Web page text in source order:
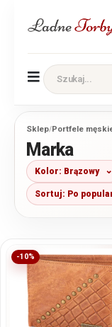
Sklep/Portfele
Marka
Kolor: Brązowy
Sortuj: Po
-10%